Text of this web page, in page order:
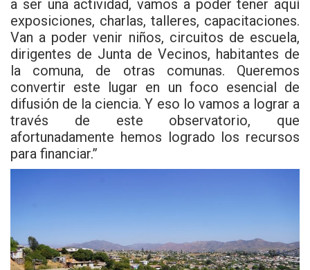
a ser una actividad, vamos a poder tener aquí
exposiciones, charlas, talleres, capacitaciones.
Van a poder venir niños, circuitos de escuela,
dirigentes de Junta de Vecinos, habitantes de
la comuna, de otras comunas. Queremos
convertir este lugar en un foco esencial de
difusión de la ciencia. Y eso lo vamos a lograr a
través de este observatorio, que
afortunadamente hemos logrado los recursos
para financiar.”